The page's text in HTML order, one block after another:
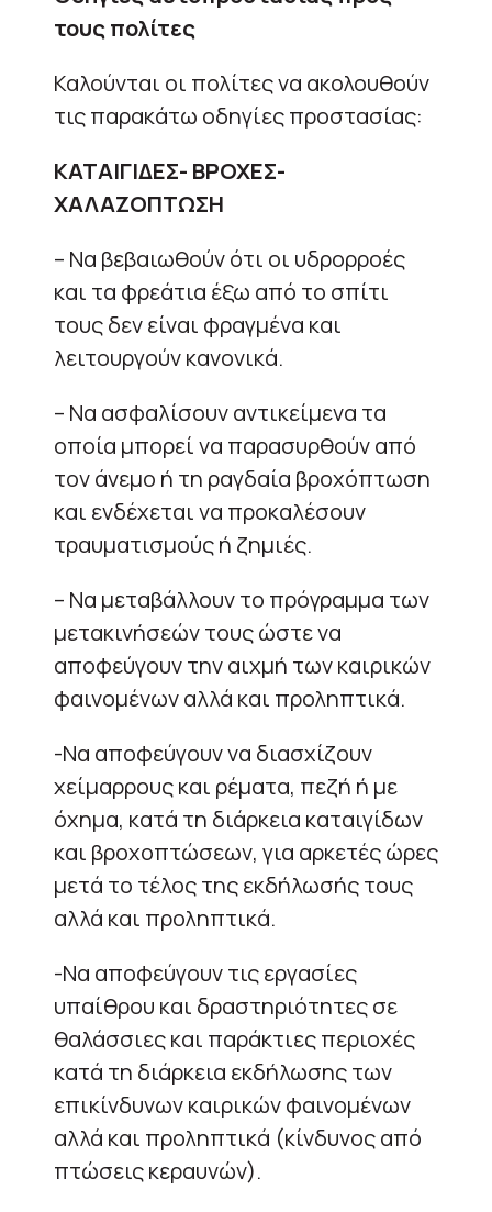
τους πολίτες
Καλούνται οι πολίτες να ακολουθούν
τις παρακάτω οδηγίες προστασίας:
ΚΑΤΑΙΓΙΔΕΣ- ΒΡΟΧΕΣ-
ΧΑΛΑΖΟΠΤΩΣΗ
– Να βεβαιωθούν ότι οι υδρορροές
και τα φρεάτια έξω από το σπίτι
τους δεν είναι φραγμένα και
λειτουργούν κανονικά.
– Να ασφαλίσουν αντικείμενα τα
οποία μπορεί να παρασυρθούν από
τον άνεμο ή τη ραγδαία βροχόπτωση
και ενδέχεται να προκαλέσουν
τραυματισμούς ή ζημιές.
– Να μεταβάλλουν το πρόγραμμα των
μετακινήσεών τους ώστε να
αποφεύγουν την αιχμή των καιρικών
φαινομένων αλλά και προληπτικά.
-Να αποφεύγουν να διασχίζουν
χείμαρρους και ρέματα, πεζή ή με
όχημα, κατά τη διάρκεια καταιγίδων
και βροχοπτώσεων, για αρκετές ώρες
μετά το τέλος της εκδήλωσής τους
αλλά και προληπτικά.
-Να αποφεύγουν τις εργασίες
υπαίθρου και δραστηριότητες σε
θαλάσσιες και παράκτιες περιοχές
κατά τη διάρκεια εκδήλωσης των
επικίνδυνων καιρικών φαινομένων
αλλά και προληπτικά (κίνδυνος από
πτώσεις κεραυνών).